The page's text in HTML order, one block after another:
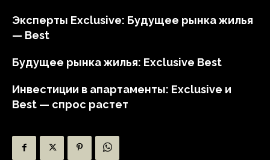
Эксперты Exclusive: Будущее рынка жилья
— Best
Будущее рынка жилья: Exclusive Best
Инвестиции в апартаменты: Exclusive и
Best — спрос растет